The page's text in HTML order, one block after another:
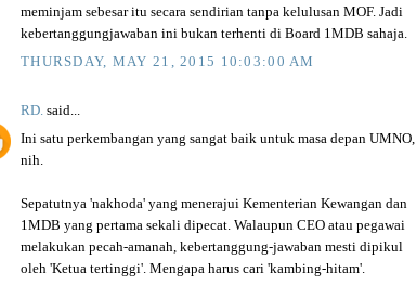
meminjam sebesar itu secara sendirian tanpa kelulusan MOF. Jadi
kebertanggungjawaban ini bukan terhenti di Board 1MDB sahaja.
THURSDAY, MAY 21, 2015 10:03:00 AM
RD. said...
Ini satu perkembangan yang sangat baik untuk masa depan UMNO,
nih.
Sepatutnya 'nakhoda' yang menerajui Kementerian Kewangan dan
1MDB yang pertama sekali dipecat. Walaupun CEO atau pegawai
melakukan pecah-amanah, kebertanggung-jawaban mesti dipikul
oleh 'Ketua tertinggi'. Mengapa harus cari 'kambing-hitam'.